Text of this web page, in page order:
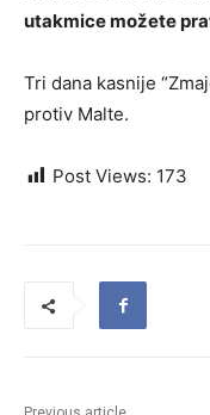
utakmice možete
Tri dana kasnije
protiv Malte.
Post Views: 173